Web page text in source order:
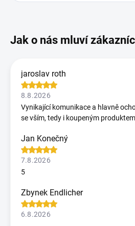
jaroslav roth
8.8.2026
Vynikající komunikace a hlavně
se vším, tedy i koupeným
Jan Konečný
7.8.2026
5
Zbynek Endlicher
6.8.2026